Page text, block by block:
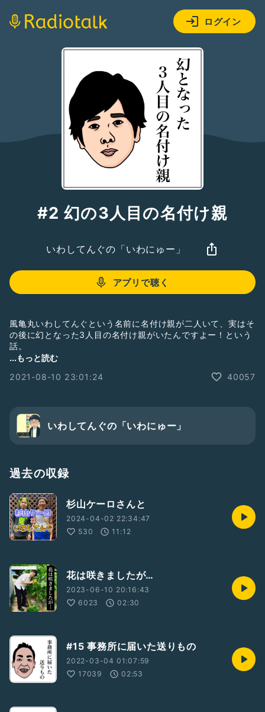
ログイン
#2 幻の3人目の名付け親
いわしてんぐの「いわにゅー」
アプリで聴く
風亀丸いわしてんぐという名前に名付け親が二人いて、実はそ
の後に幻となった3人目の名付け親がいたんですよー！という
話。
#お笑い #自己紹介
#千原ジュニア #新人さんいらっしゃい
...もっと読む
2021-08-10 23:01:24
40057
いわしてんぐの「いわにゅー」
過去の収録
杉山ケーロさんと
2024-04-02 22:34:47
530
11:12
花は咲きましたが…
2023-06-10 20:16:43
6023
02:30
#15 事務所に届いた送りもの
2022-03-04 01:07:59
17039
02:53